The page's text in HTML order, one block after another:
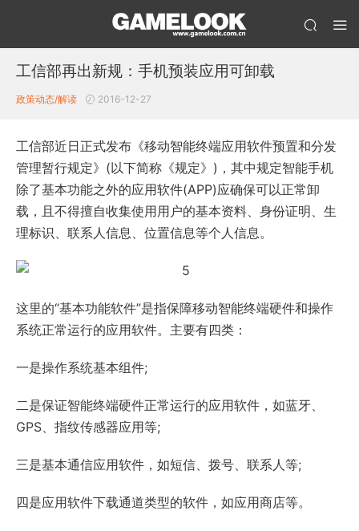
工信部再出新规：手机预装应用可卸载
政策动态/解读 2016-12-27
工信部近日正式发布《移动智能终端应用软件预置和分发
管理暂行规定》(以下简称《规定》)，其中规定智能手机
除了基本功能之外的应用软件(APP)应确保可以正常卸
载，且不得擅自收集使用用户的基本资料、身份证明、生
理标识、联系人信息、位置信息等个人信息。
这里的“基本功能软件”是指保障移动智能终端硬件和操作
系统正常运行的应用软件。主要有四类：
一是操作系统基本组件;
二是保证智能终端硬件正常运行的应用软件，如蓝牙、
GPS、指纹传感器应用等;
三是基本通信应用软件，如短信、拨号、联系人等;
四是应用软件下载通道类型的软件，如应用商店等。